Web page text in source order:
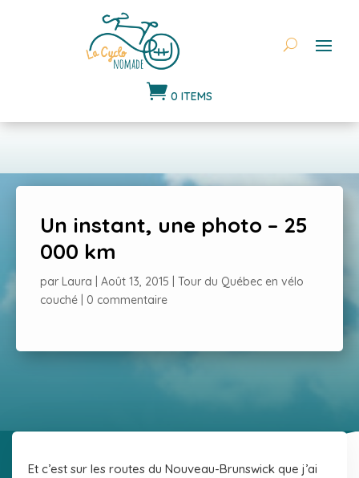
 0 ITEMS
Un instant, une photo – 25
000 km
par Laura Août 13, 2015
Tour du Québec en vélo
couché
0 commentaire
Et c’est sur les routes du Nouveau-Brunswick que j’ai